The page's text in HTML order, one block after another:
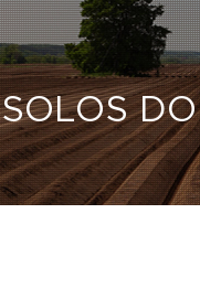
SOLOS